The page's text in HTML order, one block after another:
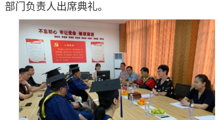
部门负责人出席典礼。